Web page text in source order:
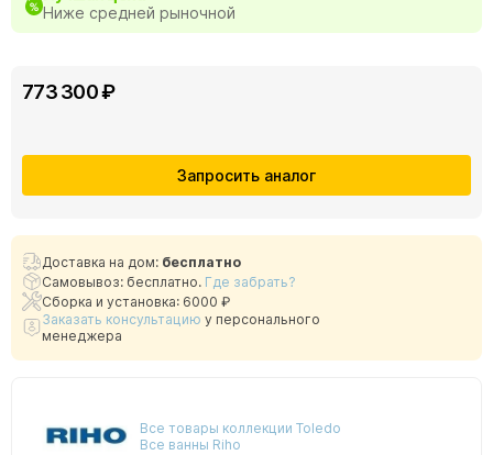
Ниже средней рыночной
773 300 ₽
Запросить аналог
Доставка на дом: бесплатно
Самовывоз: бесплатно. Где забрать?
Сборка и установка: 6000 ₽
Заказать консультацию у персонального
менеджера
Все товары коллекции Toledo
Все ванны Riho